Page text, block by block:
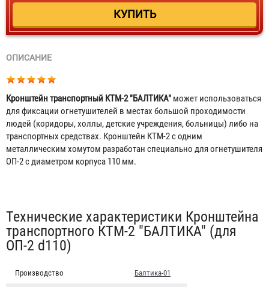
ОПИСАНИЕ
Кронштейн транспортный КТМ-2 "БАЛТИКА" может использоваться
для фиксации огнетушителей в местах большой проходимости
людей (коридоры, холлы, детские учреждения, больницы) либо на
транспортных средствах. Кронштейн КТМ-2 с одним
металлическим хомутом разработан специально для огнетушителя
ОП-2 с диаметром корпуса 110 мм.
Табы
Технические характеристики Кронштейна
транспортного КТМ-2 "БАЛТИКА" (для
ОП-2 d110)
Производство Балтика-01